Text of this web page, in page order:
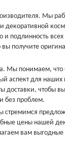
Мы
декоративной
и подлинность
вы получите
Мы понимаем, что
аспект для
доставки, чтобы
без проблем.
стремимся
цены нашей
вам выгодные